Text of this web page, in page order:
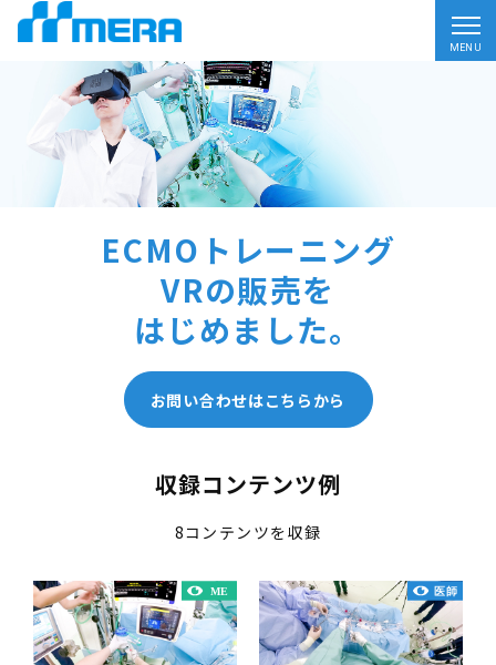
MENU
ECMOトレーニング
VRの販売を
はじめました。
お問い合わせはこちらから
収録コンテンツ例
8コンテンツを収録